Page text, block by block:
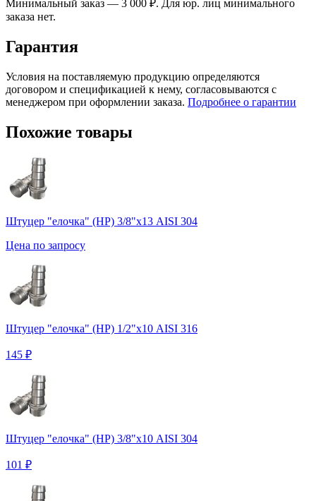
Минимальный заказ — 3 000 ₽. Для юр. лиц минимального
заказа нет.
Гарантия
Условия на поставляемую продукцию определяются
договором и спецификацией к нему, согласовываются с
менеджером при оформлении заказа. Подробнее о гарантии
Похожие товары
Штуцер "елочка" (НР) 3/8"х13 AISI 304
Цена по запросу
Штуцер "елочка" (НР) 1/2"х10 AISI 316
145 ₽
Штуцер "елочка" (НР) 3/8"х10 AISI 304
101 ₽